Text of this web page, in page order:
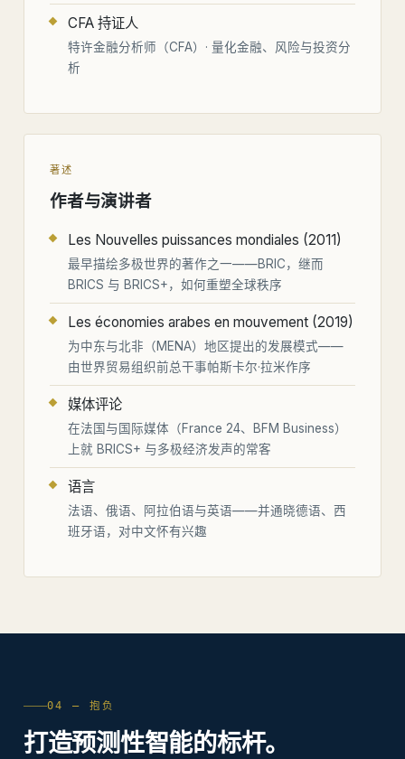
CFA 持证人
特许金融分析师（CFA）· 量化金融、风险与投资分
析
著述
作者与演讲者
Les Nouvelles puissances mondiales (2011)
最早描绘多极世界的著作之一——BRIC，继而
BRICS 与 BRICS+，如何重塑全球秩序
Les économies arabes en mouvement (2019)
为中东与北非（MENA）地区提出的发展模式——
由世界贸易组织前总干事帕斯卡尔·拉米作序
媒体评论
在法国与国际媒体（France 24、BFM Business）
上就 BRICS+ 与多极经济发声的常客
语言
法语、俄语、阿拉伯语与英语——并通晓德语、西
班牙语，对中文怀有兴趣
04 — 抱负
打造预测性智能的标杆。